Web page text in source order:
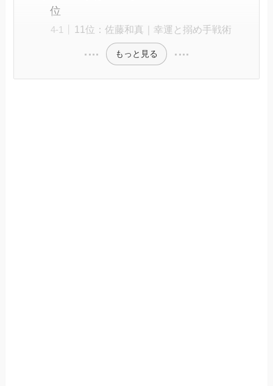
位
11位：佐藤和真｜幸運と搦め手戦術
もっと見る